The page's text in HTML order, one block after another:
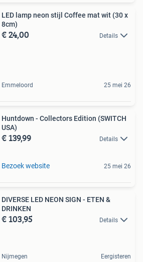
LED lamp neon stijl Coffee mat wit (30 x
8cm)
€ 24,00 Details
Emmeloord 25 mei 26
Huntdown - Collectors Edition (SWITCH
USA)
€ 139,99 Details
Bezoek website 25 mei 26
DIVERSE LED NEON SIGN - ETEN &
DRINKEN
€ 103,95 Details
Nijmegen Eergisteren